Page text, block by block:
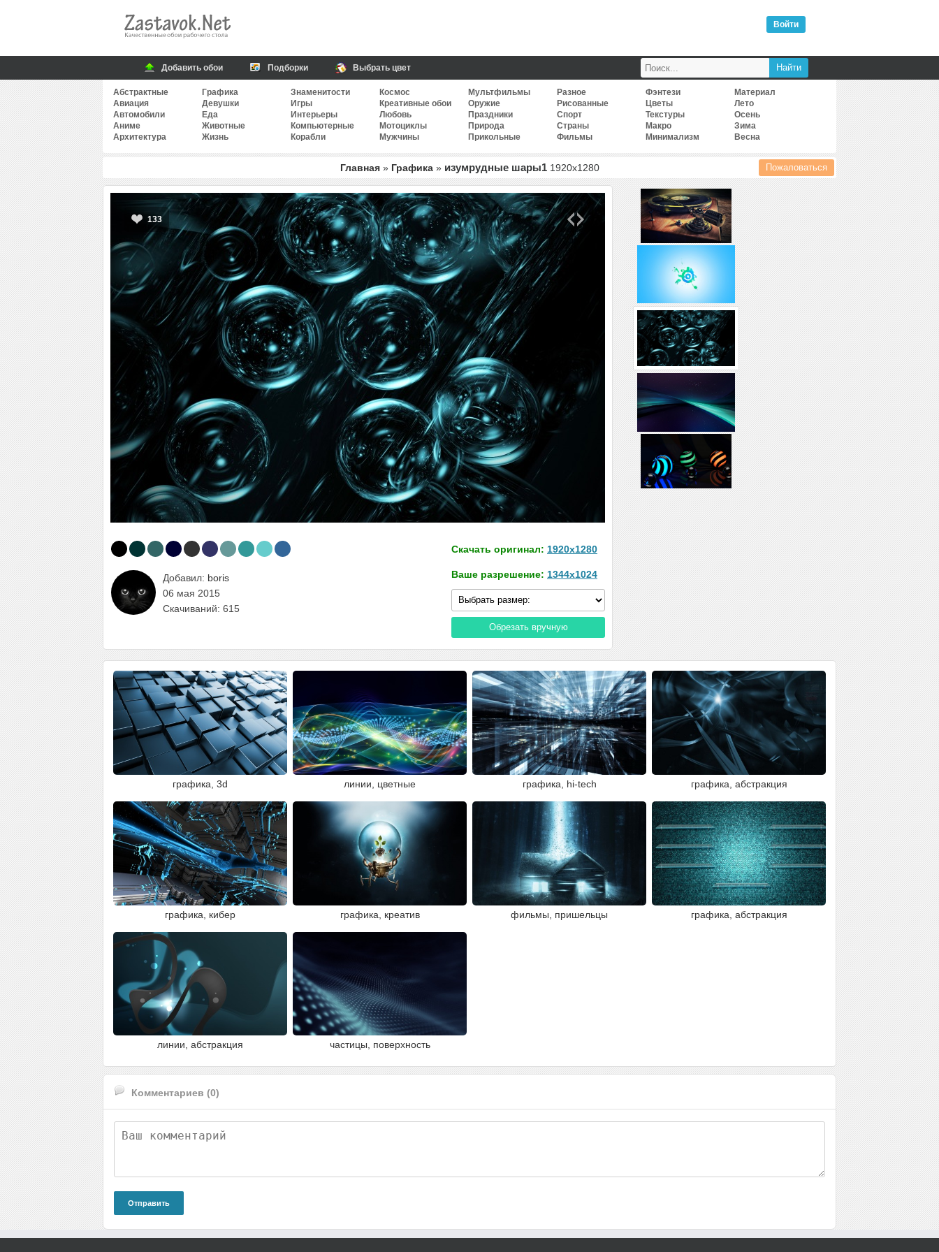
Войти
Добавить обои Подборки Выбрать цвет
Абстрактные
Авиация
Автомобили
Аниме
Архитектура
Графика
Девушки
Еда
Животные
Жизнь
Знаменитости
Игры
Интерьеры
Компьютерные
Корабли
Космос
Креативные обои
Любовь
Мотоциклы
Мужчины
Мультфильмы
Оружие
Праздники
Природа
Прикольные
Разное
Рисованные
Спорт
Страны
Фильмы
Фэнтези
Цветы
Текстуры
Макро
Минимализм
Материал
Лето
Осень
Зима
Весна
Главная» Графика» изумрудные шары1 1920x1280 Пожаловаться
133
Добавил: boris
06 мая 2015
Скачиваний: 615
Скачать оригинал: 1920x1280
Ваше разрешение: 1344x1024
Обрезать вручную
графика, 3d линии, цветные графика, hi-tech графика, абстракция
графика, кибер графика, креатив фильмы, пришельцы графика, абстракция
линии, абстракция частицы, поверхность
Комментариев (0)
Отправить